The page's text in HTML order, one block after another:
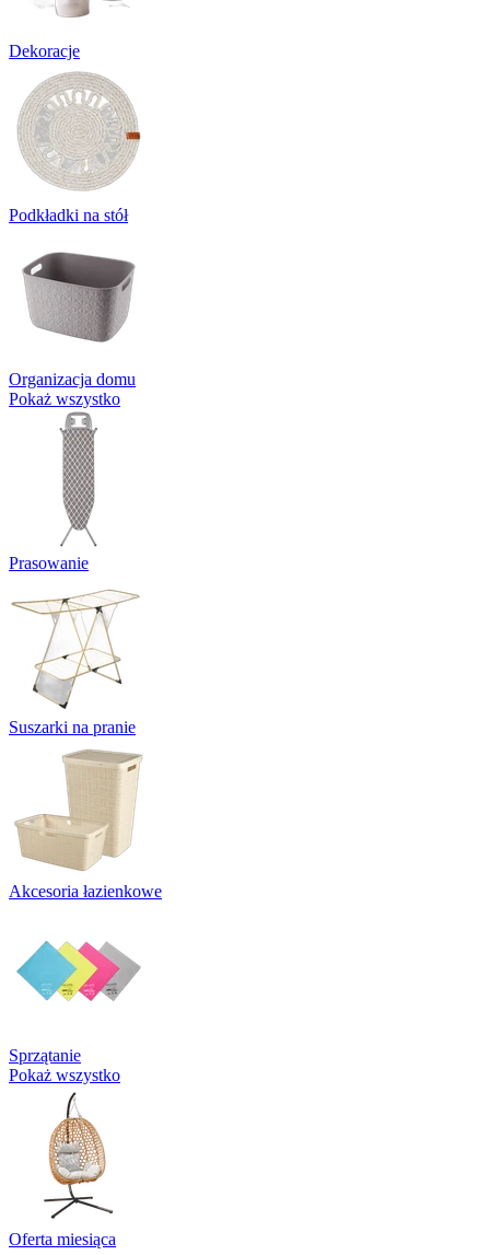
Dekoracje
Podkładki na stół
Organizacja domu
Pokaż wszystko
Prasowanie
Suszarki na pranie
Akcesoria łazienkowe
Sprzątanie
Pokaż wszystko
Oferta miesiąca